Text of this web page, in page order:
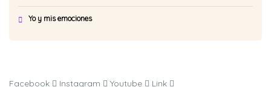
Yo y mis emociones
Facebook Instagram Youtube Link